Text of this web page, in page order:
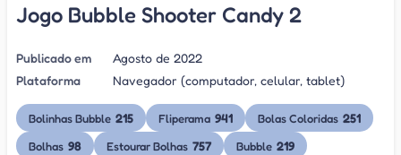
Jogo Bubble Shooter Candy 2
Publicado em
Agosto de 2022
Plataforma
Navegador (computador, celular, tablet)
Bolinhas Bubble 215 Fliperama 941 Bolas Coloridas 251
Bolhas 98 Estourar Bolhas 757 Bubble 219